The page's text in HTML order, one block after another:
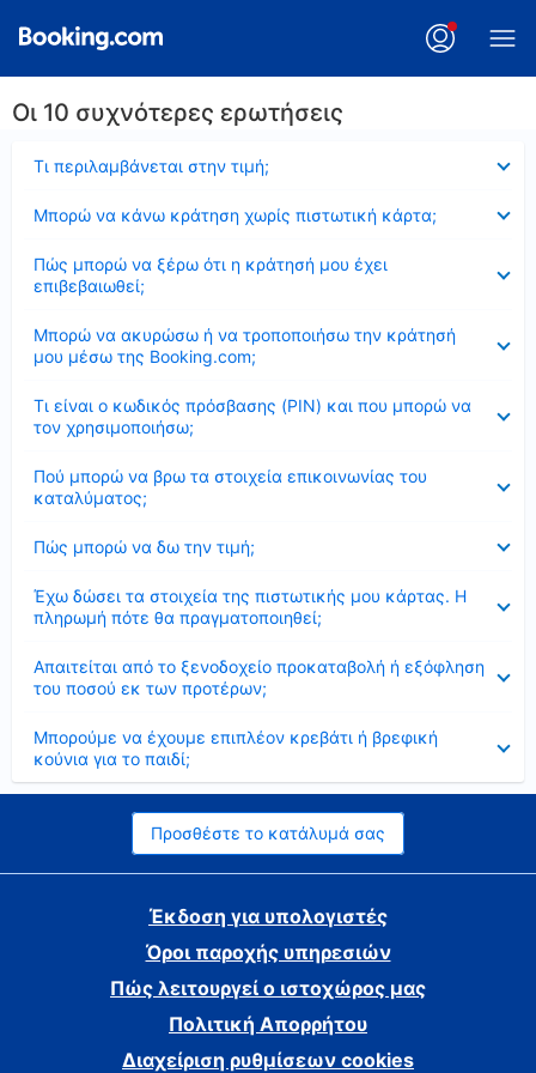
Οι 10 συχνότερες ερωτήσεις
Τι περιλαμβάνεται στην τιμή;
Μπορώ να κάνω κράτηση χωρίς πιστωτική κάρτα;
Πώς μπορώ να ξέρω ότι η κράτησή μου έχει
επιβεβαιωθεί;
Μπορώ να ακυρώσω ή να τροποποιήσω την κράτησή
μου μέσω της Booking.com;
Τι είναι ο κωδικός πρόσβασης (PIN) και που μπορώ να
τον χρησιμοποιήσω;
Πού μπορώ να βρω τα στοιχεία επικοινωνίας του
καταλύματος;
Πώς μπορώ να δω την τιμή;
Έχω δώσει τα στοιχεία της πιστωτικής μου κάρτας. Η
πληρωμή πότε θα πραγματοποιηθεί;
Απαιτείται από το ξενοδοχείο προκαταβολή ή εξόφληση
του ποσού εκ των προτέρων;
Μπορούμε να έχουμε επιπλέον κρεβάτι ή βρεφική
κούνια για το παιδί;
Προσθέστε το κατάλυμά σας
Έκδοση για υπολογιστές
Όροι παροχής υπηρεσιών
Πώς λειτουργεί ο ιστοχώρος μας
Πολιτική Απορρήτου
Διαχείριση ρυθμίσεων cookies